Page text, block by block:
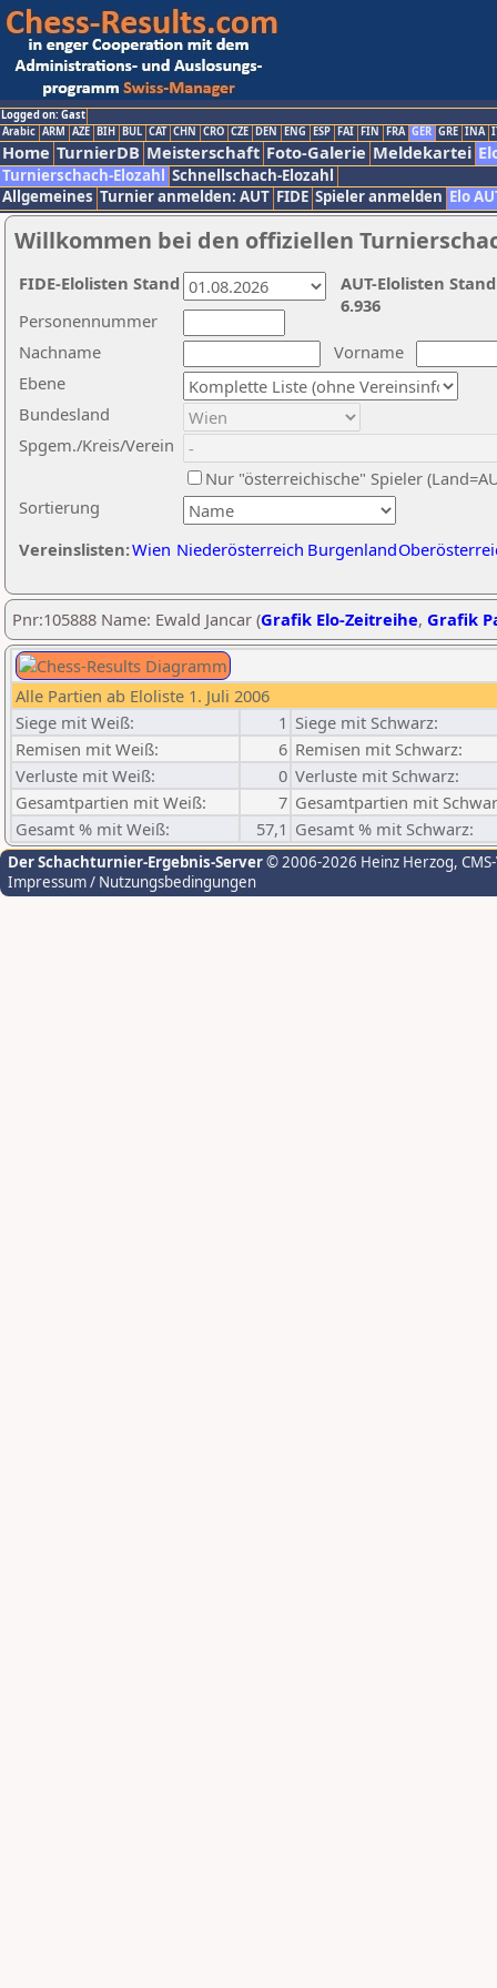
Logged on: Gast
Arabic ARM AZE BIH BUL CAT CHN CRO CZE DEN ENG ESP FAI FIN FRA GER GRE INA
Home TurnierDB Meisterschaft Foto-Galerie Meldekartei
Turnierschach-Elozahl Schnellschach-Elozahl
Allgemeines Turnier anmelden: AUT FIDE Spieler anmelden Elo
Willkommen bei den offiziellen
Nachname
Vorname
Ebene
Sortierung
Personennummer
Bundesland
Spgem./Kreis/Verein
Nur "österreichische" Spieler
Vereinslisten:Wien Niederösterreich Burgenland
AUT-Elolisten
6.936
FIDE-Elolisten Stand
Pnr:105888 Name: Ewald Jancar (Grafik Elo-Zeitreihe, Grafik
Alle Partien ab Eloliste 1. Juli 2006
Siege mit Weiß:
1 Siege mit Schwarz:
Remisen mit Weiß:
6 Remisen mit Schwarz:
Verluste mit Weiß:
0 Verluste mit Schwarz:
Gesamtpartien mit Weiß:
7 Gesamtpartien mit
Gesamt % mit Weiß:
57,1 Gesamt % mit Schwarz:
Der Schachturnier-Ergebnis-Server© 2006-2026 Heinz Herzog,
Impressum / Nutzungsbedingungen